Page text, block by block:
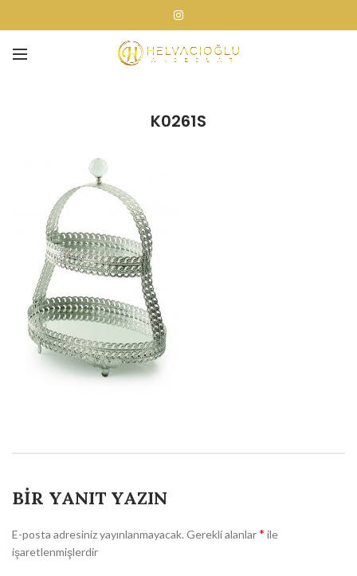
K0261S
BIR YANIT YAZIN
E-posta adresiniz yayınlanmayacak.Gerekli alanlar* ile
işaretlenmişlerdir